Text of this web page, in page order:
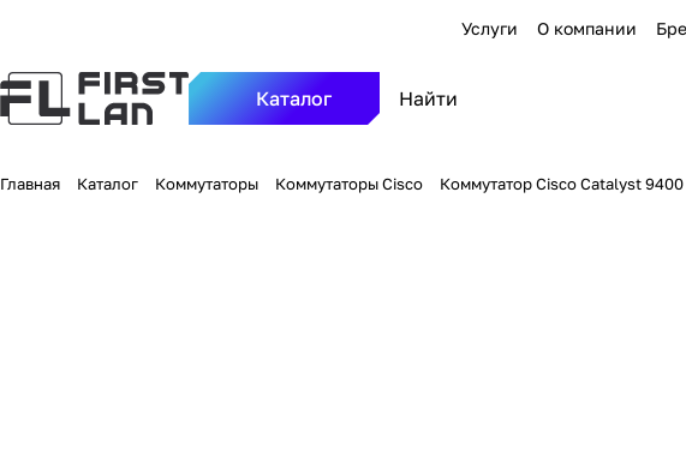
Услуги О компании
Каталог
Главная Каталог Коммутаторы Коммутаторы Cisco Коммутатор Cisco Catalyst 9400